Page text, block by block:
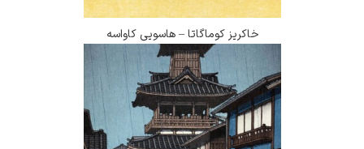
خاکریز کوماگاتا – هاسویی کاواسه